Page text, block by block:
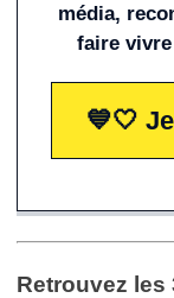
média,
faire vivre
💙🤍
Retrouvez les